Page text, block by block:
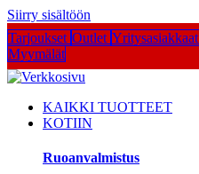
Siirry sisältöön
Tarjoukset Outlet Yritysasiakkaat
Myymälät
KAIKKI TUOTTEET
KOTIIN
Ruoanvalmistus